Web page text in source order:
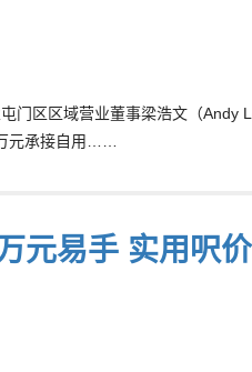
门区区域营业董事梁浩文（Andy
元承接自用……
元易手 实用呎